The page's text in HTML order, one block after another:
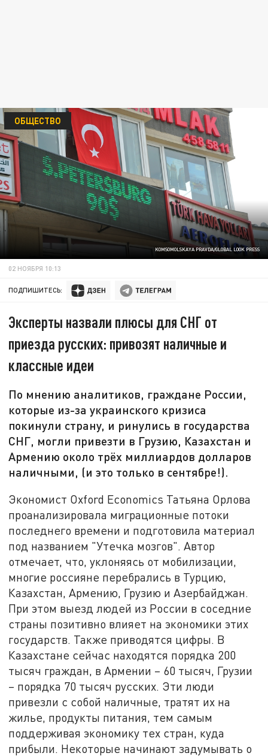
KOMSOMOLSKAYA PRAVDA/GLOBAL LOOK PRESS
ОБЩЕСТВО
02 НОЯБРЯ 10:13
ПОДПИШИТЕСЬ:
Эксперты назвали плюсы для СНГ от
приезда русских: привозят наличные и
классные идеи
По мнению аналитиков, граждане России,
которые из-за украинского кризиса
покинули страну, и ринулись в государства
СНГ, могли привезти в Грузию, Казахстан и
Армению около трёх миллиардов долларов
наличными, (и это только в сентябре!).
Экономист Oxford Economics Татьяна Орлова
проанализировала миграционные потоки
последнего времени и подготовила материал
под названием "Утечка мозгов". Автор
отмечает, что, уклоняясь от мобилизации,
многие россияне перебрались в Турцию,
Казахстан, Армению, Грузию и Азербайджан.
При этом выезд людей из России в соседние
страны позитивно влияет на экономики этих
государств. Также приводятся цифры. В
Казахстане сейчас находятся порядка 200
тысяч граждан, в Армении – 60 тысяч, Грузии
– порядка 70 тысяч русских. Эти люди
привезли с собой наличные, тратят их на
жилье, продукты питания, тем самым
поддерживая экономику тех стран, куда
прибыли. Некоторые начинают задумывать о